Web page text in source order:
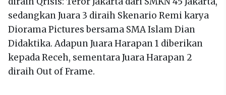
sedangkan Juara 3 diraih Skenario Remi karya
Diorama Pictures bersama SMA Islam Dian
Didaktika. Adapun Juara Harapan 1 diberikan
kepada Receh, sementara Juara Harapan 2
diraih Out of Frame.